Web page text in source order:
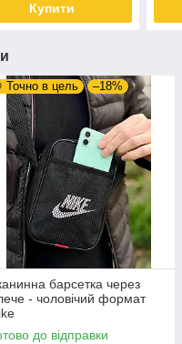
Купити
Точно в цель –18%
барсетка через
- чоловічий формат
до відправки